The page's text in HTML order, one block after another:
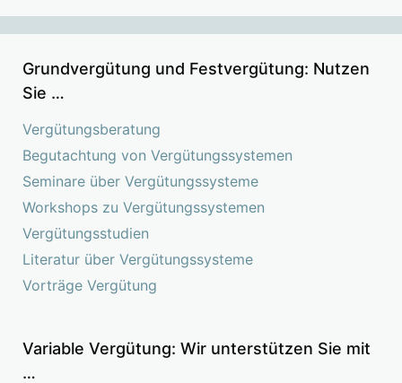
Grundvergütung und Festvergütung: Nutzen
Sie …
Vergütungsberatung
Begutachtung von Vergütungssystemen
Seminare über Vergütungssysteme
Workshops zu Vergütungssystemen
Vergütungsstudien
Literatur über Vergütungssysteme
Vorträge Vergütung
Variable Vergütung: Wir unterstützen Sie mit
…